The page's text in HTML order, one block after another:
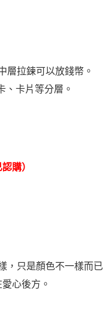
層拉鍊可以放錢幣。
、卡片等分層。
認購）
，只是顏色不一樣而
心後方。